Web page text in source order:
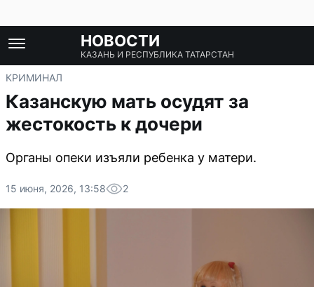
НОВОСТИ
КАЗАНЬ И РЕСПУБЛИКА ТАТАРСТАН
КРИМИНАЛ
Казанскую мать осудят за
жестокость к дочери
Органы опеки изъяли ребенка у матери.
15 июня, 2026, 13:58 2